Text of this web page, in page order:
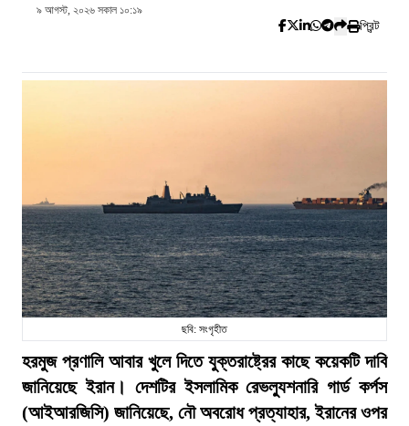
৯ আগস্ট, ২০২৬ সকাল ১০:১৯
প্রিন্ট
ছবি: সংগৃহীত
হরমুজ প্রণালি আবার খুলে দিতে যুক্তরাষ্ট্রের কাছে কয়েকটি দাবি
জানিয়েছে ইরান। দেশটির ইসলামিক রেভল্যুশনারি গার্ড কর্পস
(আইআরজিসি) জানিয়েছে, নৌ অবরোধ প্রত্যাহার, ইরানের ওপর